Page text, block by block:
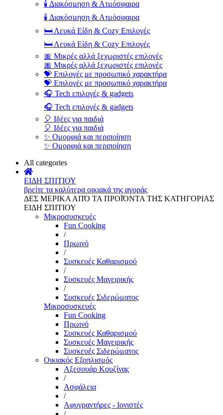
🕯️ Διακόσμηση & Ατμόσφαιρα
🕯️ Διακόσμηση & Ατμόσφαιρα
🛏️ Λευκά Είδη & Cozy Επιλογές
🛏️ Λευκά Είδη & Cozy Επιλογές
🎀 Μικρές αλλά ξεχωριστές επιλογές
🎀 Μικρές αλλά ξεχωριστές επιλογές
💝 Επιλογές με προσωπικό χαρακτήρα
💝 Επιλογές με προσωπικό χαρακτήρα
🎧 Tech επιλογές & gadgets
🎧 Tech επιλογές & gadgets
🎈 Ιδέες για παιδιά
🎈 Ιδέες για παιδιά
✨ Ομορφιά και περιποίηση
✨ Ομορφιά και περιποίηση
All categories
ΕΙΔΗ ΣΠΙΤΙΟΥ
βρείτε τα καλύτερα οικιακά της αγοράς
ΔΕΣ ΜΕΡΙΚΑ ΑΠΌ ΤΑ ΠΡΟΪΌΝΤΑ ΤΗΣ ΚΑΤΗΓΟΡΙΑΣ
ΕΙΔΗ ΣΠΙΤΙΟΥ
Μικροσυσκευές
Fun Cooking
/
Πρωινό
/
Συσκευές Καθαρισμού
/
Συσκευές Μαγειρικής
/
Συσκευές Σιδερώματος
Μικροσυσκευές
Fun Cooking
Πρωινό
Συσκευές Καθαρισμού
Συσκευές Μαγειρικής
Συσκευές Σιδερώματος
Οικιακός Εξοπλισμός
Αξεσουάρ Κουζίνας
/
Ασφάλεια
/
Αφυγραντήρες - Ιονιστές